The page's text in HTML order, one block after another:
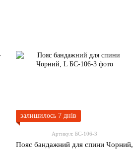
залишилось 7 днів
Артикул: БС-106-3
Пояс бандажний для спини Чорний,